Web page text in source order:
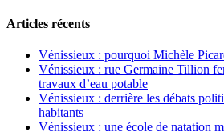
Articles récents
Vénissieux : pourquoi Michèle
Vénissieux : rue Germaine Tillion
travaux d’eau potable
Vénissieux : derrière les débats
habitants
Vénissieux : une école de natation